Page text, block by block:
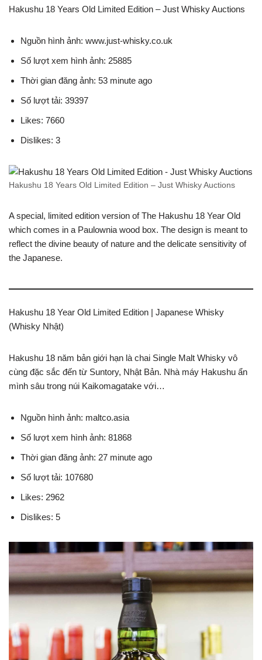
Hakushu 18 Years Old Limited Edition – Just Whisky Auctions
Nguồn hình ảnh: www.just-whisky.co.uk
Số lượt xem hình ảnh: 25885
Thời gian đăng ảnh: 53 minute ago
Số lượt tải: 39397
Likes: 7660
Dislikes: 3
Hakushu 18 Years Old Limited Edition – Just Whisky Auctions
A special, limited edition version of The Hakushu 18 Year Old
which comes in a Paulownia wood box. The design is meant to
reflect the divine beauty of nature and the delicate sensitivity of
the Japanese.
Hakushu 18 Year Old Limited Edition | Japanese Whisky
(Whisky Nhật)
Hakushu 18 năm bản giới hạn là chai Single Malt Whisky vô
cùng đặc sắc đến từ Suntory, Nhật Bản. Nhà máy Hakushu ẩn
mình sâu trong núi Kaikomagatake với…
Nguồn hình ảnh: maltco.asia
Số lượt xem hình ảnh: 81868
Thời gian đăng ảnh: 27 minute ago
Số lượt tải: 107680
Likes: 2962
Dislikes: 5